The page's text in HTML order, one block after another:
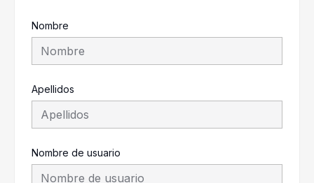
Nombre
Apellidos
Nombre de usuario